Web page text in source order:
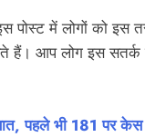
में लोगों को इस
हैं। आप लोग इस
पहले भी 181 पर